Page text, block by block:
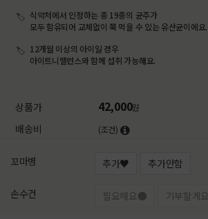
식약처에서 인정하는 총 19종의 균주가
모두 함유되어 교체없이 쭉 먹을 수 있는 유산균이에요.
12개월 이상의 아이일 경우
아이트니밸런스와 함께 섭취 가능해요.
상품가 42,000원
배송비 (조건)
꼬마병 추가♥ 추가안함
손수건 필요해요● 기부할게요